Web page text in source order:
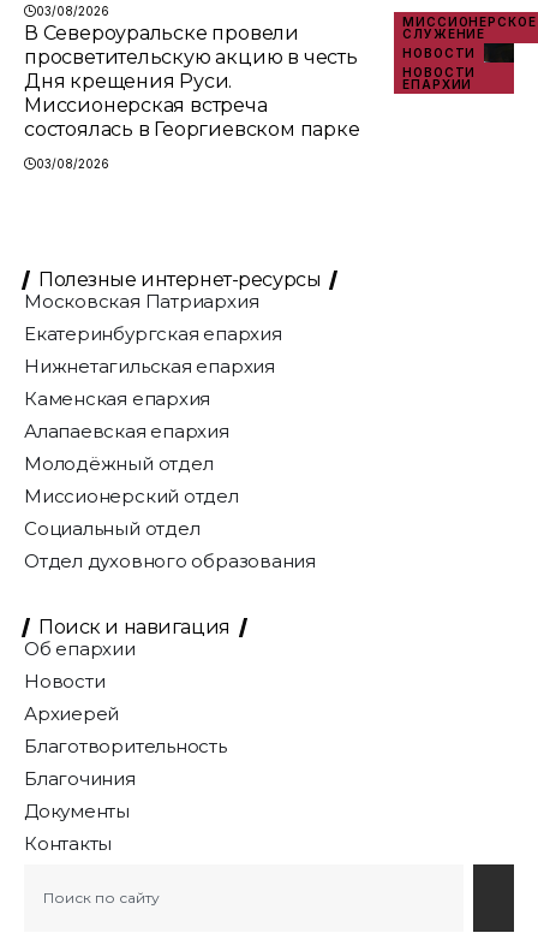
03/08/2026
МИССИОНЕРСКОЕ
СЛУЖЕНИЕ
НОВОСТИ
НОВОСТИ
ЕПАРХИИ
В Североуральске провели
просветительскую акцию в честь
Дня крещения Руси.
Миссионерская встреча
состоялась в Георгиевском парке
03/08/2026
Полезные интернет-ресурсы
Московская Патриархия
Екатеринбургская епархия
Нижнетагильская епархия
Каменская епархия
Алапаевская епархия
Молодёжный отдел
Миссионерский отдел
Социальный отдел
Отдел духовного образования
Поиск и навигация
Об епархии
Новости
Архиерей
Благотворительность
Благочиния
Документы
Контакты